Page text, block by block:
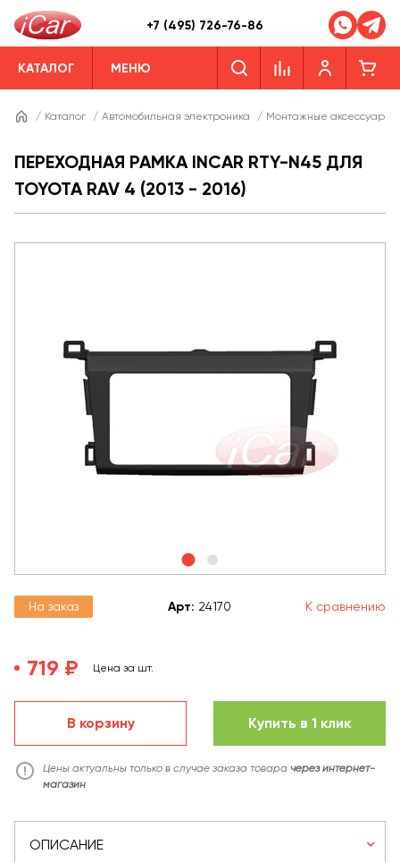
+7 (495) 726-76-86
КАТАЛОГ МЕНЮ
/ Каталог / Автомобильная электроника / Монтажные аксессуары
ПЕРЕХОДНАЯ РАМКА INCAR RTY-N45 ДЛЯ
TOYOTA RAV 4 (2013 - 2016)
На заказ Арт: 24170 К сравнению
719 ₽ Цена за шт.
В корзину Купить в 1 клик
Цены актуальны только в случае заказа товара через интернет-
магазин
ОПИСАНИЕ